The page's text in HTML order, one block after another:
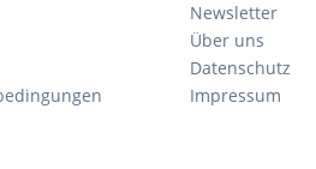
Newsletter
Über uns
Datenschutz
Impressum